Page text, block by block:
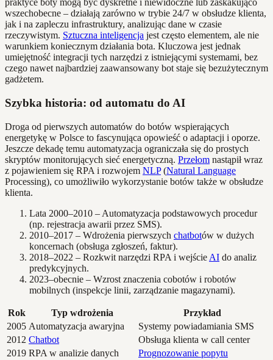
praktyce boty mogą być dyskretne i niewidoczne lub zaskakująco
wszechobecne – działają zarówno w trybie 24/7 w obsłudze klienta,
jak i na zapleczu infrastruktury, analizując dane w czasie
rzeczywistym. Sztuczna inteligencja jest często elementem, ale nie
warunkiem koniecznym działania bota. Kluczowa jest jednak
umiejętność integracji tych narzędzi z istniejącymi systemami, bez
czego nawet najbardziej zaawansowany bot staje się bezużytecznym
gadżetem.
Szybka historia: od automatu do AI
Droga od pierwszych automatów do botów wspierających
energetykę w Polsce to fascynująca opowieść o adaptacji i oporze.
Jeszcze dekadę temu automatyzacja ograniczała się do prostych
skryptów monitorujących sieć energetyczną. Przełom nastąpił wraz
z pojawieniem się RPA i rozwojem NLP(Natural Language
Processing), co umożliwiło wykorzystanie botów także w obsłudze
klienta.
Lata 2000–2010 – Automatyzacja podstawowych procedur
(np. rejestracja awarii przez SMS).
2010–2017 – Wdrożenia pierwszych chatbotów w dużych
koncernach (obsługa zgłoszeń, faktur).
2018–2022 – Rozkwit narzędzi RPA i wejście AI do analiz
predykcyjnych.
2023–obecnie – Wzrost znaczenia cobotów i robotów
mobilnych (inspekcje linii, zarządzanie magazynami).
Rok Typ wdrożenia
Przykład
2005 Automatyzacja awaryjna
Systemy powiadamiania SMS
2012 Chatbot
Obsługa klienta w call center
2019 RPA w analizie danych
Prognozowanie popytu